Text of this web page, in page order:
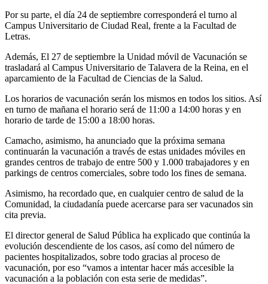
Por su parte, el día 24 de septiembre corresponderá el turno al
Campus Universitario de Ciudad Real, frente a la Facultad de
Letras.
Además, El 27 de septiembre la Unidad móvil de Vacunación se
trasladará al Campus Universitario de Talavera de la Reina, en el
aparcamiento de la Facultad de Ciencias de la Salud.
Los horarios de vacunación serán los mismos en todos los sitios. Así
en turno de mañana el horario será de 11:00 a 14:00 horas y en
horario de tarde de 15:00 a 18:00 horas.
Camacho, asimismo, ha anunciado que la próxima semana
continuarán la vacunación a través de estas unidades móviles en
grandes centros de trabajo de entre 500 y 1.000 trabajadores y en
parkings de centros comerciales, sobre todo los fines de semana.
Asimismo, ha recordado que, en cualquier centro de salud de la
Comunidad, la ciudadanía puede acercarse para ser vacunados sin
cita previa.
El director general de Salud Pública ha explicado que continúa la
evolución descendiente de los casos, así como del número de
pacientes hospitalizados, sobre todo gracias al proceso de
vacunación, por eso “vamos a intentar hacer más accesible la
vacunación a la población con esta serie de medidas”.